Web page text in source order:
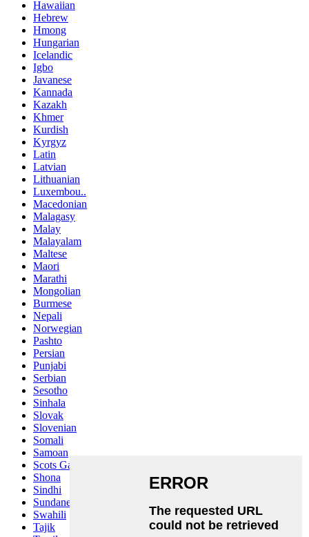
Hawaiian
Hebrew
Hmong
Hungarian
Icelandic
Igbo
Javanese
Kannada
Kazakh
Khmer
Kurdish
Kyrgyz
Latin
Latvian
Lithuanian
Luxembou..
Macedonian
Malagasy
Malay
Malayalam
Maltese
Maori
Marathi
Mongolian
Burmese
Nepali
Norwegian
Pashto
Persian
Punjabi
Serbian
Sesotho
Sinhala
Slovak
Slovenian
Somali
Samoan
Scots Gaelic
Shona
Sindhi
Sundanese
Swahili
Tajik